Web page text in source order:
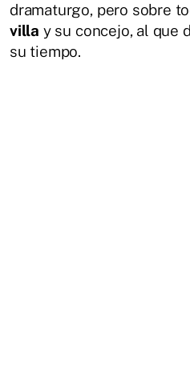
dramaturgo, pero sobre
villa y su concejo, al que
su tiempo.